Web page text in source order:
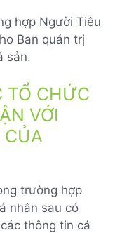
hợp Người Tiêu
Ban quản trị
sản.
TỔ CHỨC
VỚI
trường hợp
nhân sau có
thông tin cá